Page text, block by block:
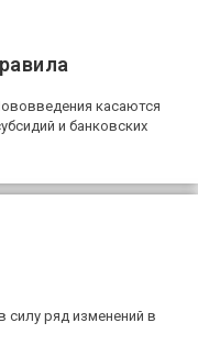
касаются
и банковских
силу ряд изменений в